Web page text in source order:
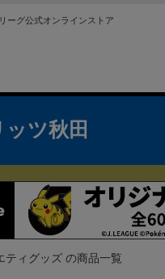
ーグ公式オンラインストア
ツ秋田
ティグッズ の商品一覧